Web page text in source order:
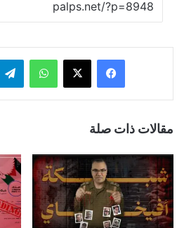
فيسبوك ‫X واتساب
مقالات ذات صلة